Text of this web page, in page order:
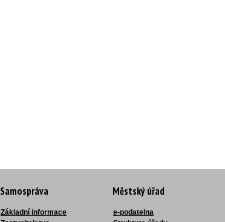
Samospráva
Základní informace
Městský úřad
e-podatelna